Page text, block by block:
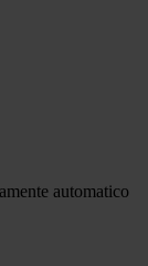
automatico